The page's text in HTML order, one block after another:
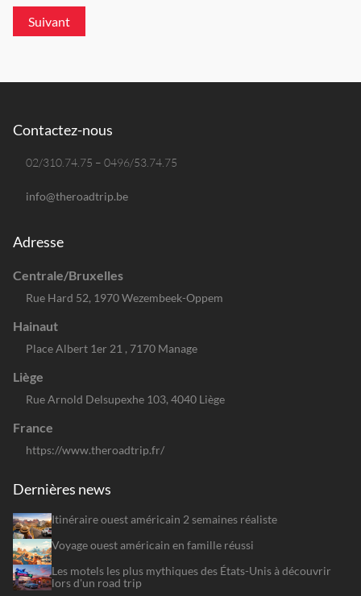
Suivant
Contactez-nous
02/310.74.75 – 0496/53.74.75
info@theroadtrip.be
Adresse
Centrale/Bruxelles
Rue Hard 52, 1970 Wezembeek-Oppem
Hainaut
Place Albert 1er 21 , 7170 Manage
Liège
Rue Arnold Delsupexhe 103, 4040 Liège
France
https://www.theroadtrip.fr/
Dernières news
Itinéraire ouest américain 2 semaines réaliste
Voyage ouest américain en famille réussi
Les motels les plus mythiques des États-Unis à découvrir
lors d'un road trip